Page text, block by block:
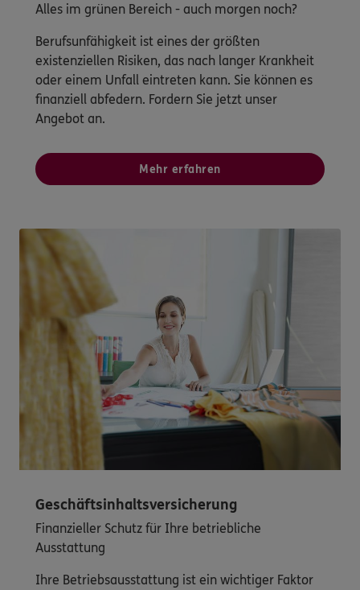
Alles im grünen Bereich - auch morgen noch?
Berufsunfähigkeit ist eines der größten
existenziellen Risiken, das nach langer Krankheit
oder einem Unfall eintreten kann. Sie können es
finanziell abfedern. Fordern Sie jetzt unser
Angebot an.
Mehr erfahren
Geschäftsinhaltsversicherung
Finanzieller Schutz für Ihre betriebliche
Ausstattung
Ihre Betriebsausstattung ist ein wichtiger Faktor